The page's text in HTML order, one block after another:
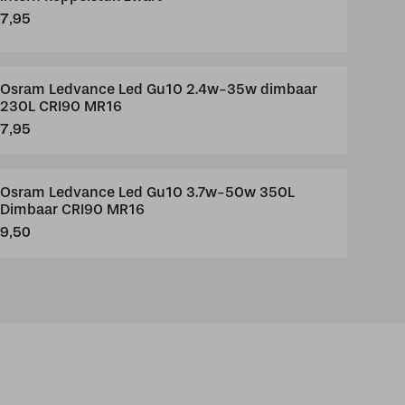
7,95
Osram Ledvance Led Gu10 2.4w-35w dimbaar
230L CRI90 MR16
7,95
Osram Ledvance Led Gu10 3.7w-50w 350L
Dimbaar CRI90 MR16
9,50